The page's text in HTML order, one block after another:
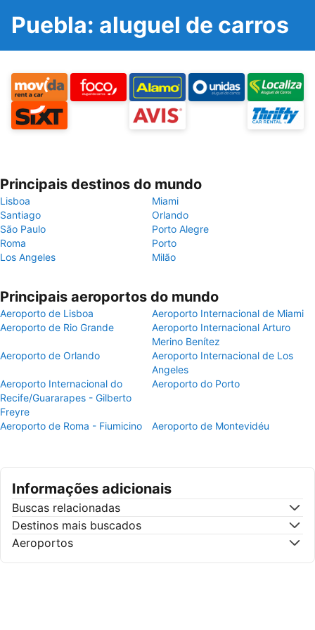
Puebla: aluguel de carros
Principais destinos do mundo
Lisboa
Miami
Santiago
Orlando
São Paulo
Porto Alegre
Roma
Porto
Los Angeles
Milão
Principais aeroportos do mundo
Aeroporto de Lisboa
Aeroporto Internacional de Miami
Aeroporto de Rio Grande
Aeroporto Internacional Arturo
Merino Benítez
Aeroporto de Orlando
Aeroporto Internacional de Los
Angeles
Aeroporto Internacional do
Recife/Guararapes - Gilberto
Freyre
Aeroporto do Porto
Aeroporto de Roma - Fiumicino Aeroporto de Montevidéu
Informações adicionais
Buscas relacionadas
Destinos mais buscados
Aeroportos